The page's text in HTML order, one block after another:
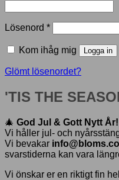
Lösenord *Obligatoriskt
Kom ihåg mig Logga in
Glömt lösenordet?
'TIS THE
🎄 God Jul & Gott Nytt År!
Vi håller jul- och
Vi bevakar
svarstiderna kan vara
Vi önskar er en riktigt fin